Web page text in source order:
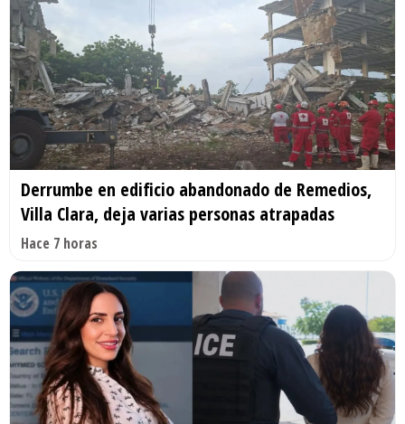
Derrumbe en edificio abandonado de Remedios,
Villa Clara, deja varias personas atrapadas
Hace 7 horas